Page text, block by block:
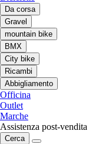
Da corsa
Gravel
mountain bike
BMX
City bike
Ricambi
Abbigliamento
Officina
Outlet
Marche
Assistenza post-
Cerca